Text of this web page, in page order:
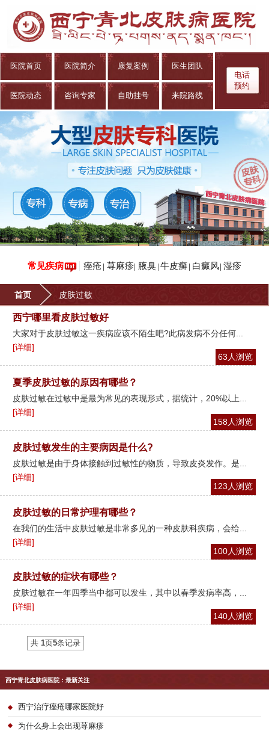
医院首页 医院简介 康复案例 医生团队
医院动态 咨询专家 自助挂号 来院路线
电话
预约
常见疾病 痤疮 荨麻疹 腋臭 牛皮癣 白癜风 湿疹
首页 皮肤过敏
西宁哪里看皮肤过敏好
大家对于皮肤过敏这一疾病应该不陌生吧?此病发病不分任何...
[详细]
63人浏览
夏季皮肤过敏的原因有哪些？
皮肤过敏在过敏中是最为常见的表现形式，据统计，20%以上...
[详细]
158人浏览
皮肤过敏发生的主要病因是什么?
皮肤过敏是由于身体接触到过敏性的物质，导致皮炎发作。是...
[详细]
123人浏览
皮肤过敏的日常护理有哪些？
在我们的生活中皮肤过敏是非常多见的一种皮肤科疾病，会给...
[详细]
100人浏览
皮肤过敏的症状有哪些？
皮肤过敏在一年四季当中都可以发生，其中以春季发病率高，...
[详细]
140人浏览
共 1页5条记录
西宁青北皮肤病医院：最新关注
西宁治疗痤疮哪家医院好
为什么身上会出现荨麻疹